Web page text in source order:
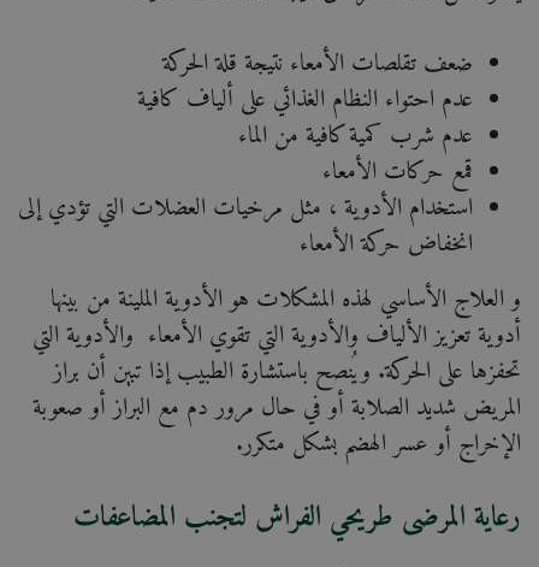
ضعف تقلصات الأمعاء نتيجة قلة الحركة
عدم احتواء النظام الغذائي على ألياف كافية
عدم شرب كمية كافية من الماء
قمع حركات الأمعاء
استخدام الأدوية ، مثل مرخيات العضلات التي تؤدي إلى
انخفاض حركة الأمعاء
و العلاج الأساسي لهذه المشكلات هو الأدوية الملينة من بينها
أدوية تعزيز الألياف والأدوية التي تقوي الأمعاء والأدوية التي
تحفزها على الحركة. ويُنصح باستشارة الطبيب إذا تبين أن براز
المريض شديد الصلابة أو في حال مرور دم مع البراز أو صعوبة
الإخراج أو عسر الهضم بشكل متكرر.
رعاية المرضى طريحي الفراش لتجنب المضاعفات